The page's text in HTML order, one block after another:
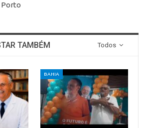
Porto
Todos
TAMBÉM
BAHIA